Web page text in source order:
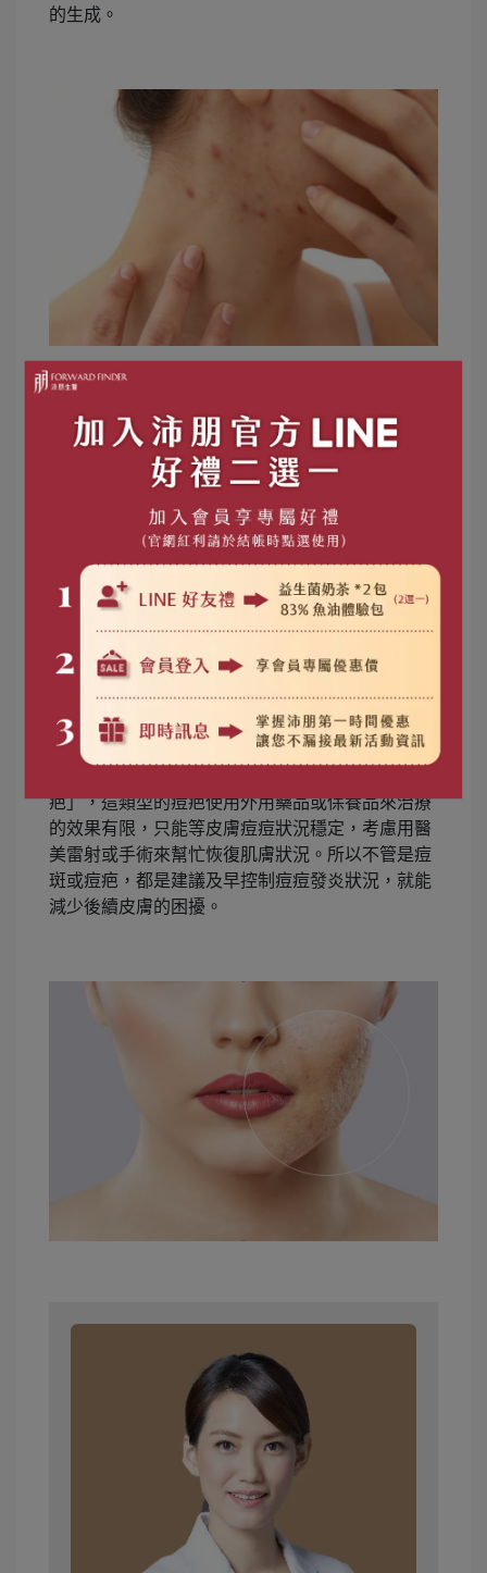
的生成。
※ 痘痘癒合後痘疤都不會消除，有什麼特別的辦法
嗎?
相信痘痘是許多人的困擾，痘痘消除後的痘
疤及痘斑的差別。皮膚在發炎過後都會造成黑色素
堆積，當發炎越嚴重，後續黑色素堆積會越多，所
以當發炎痘痘消退之後常常都會剩下紅色、暗色表
面平整的「痘斑」，這個通常會隨著時間慢慢恢復
到原本皮膚色澤，痘斑色素消退的時間則依個人體
質及習慣不同而有所差異，如果想快點代謝掉痘斑
的顏色，那就建議加強防曬，也可以擦一些酸類或
而當發炎程度更嚴重，傷害到真皮或皮下組
疤」，這類型的痘疤使用外用藥品或保養品來治療
的效果有限，只能等皮膚痘痘狀況穩定，考慮用醫
美雷射或手術來幫忙恢復肌膚狀況。所以不管是痘
斑或痘疤，都是建議及早控制痘痘發炎狀況，就能
減少後續皮膚的困擾。